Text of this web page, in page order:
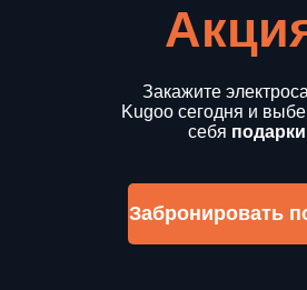
Закажите
Kugoo сегодня и
себя
Забронировать